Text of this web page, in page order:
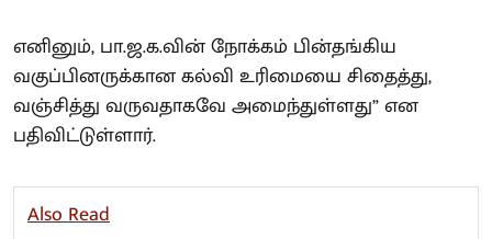
எனினும், பா.ஜ.க.வின் நோக்கம் பின்தங்கிய
வகுப்பினருக்கான கல்வி உரிமையை சிதைத்து,
வஞ்சித்து வருவதாகவே அமைந்துள்ளது” என
பதிவிட்டுள்ளார்.
Also Read